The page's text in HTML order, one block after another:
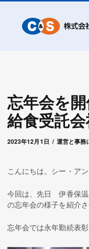
忘年会を
給食受託会
2023年12月1日
2024年1月30日 運営と事務
byシー・アンド・エ
こんにちは。シー・ア
今回は、先日 伊香保温
の忘年会の様子を紹介さ
忘年会では永年勤続表彰